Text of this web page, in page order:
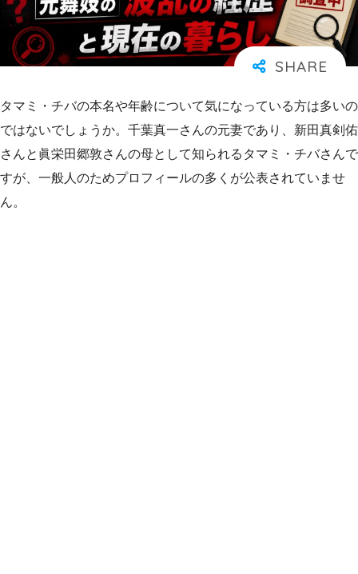
タマミ・チバの本名や年齢について気になっている方は多いの
ではないでしょうか。千葉真一さんの元妻であり、新田真剣佑
さんと眞栄田郷敦さんの母として知られるタマミ・チバさんで
すが、一般人のためプロフィールの多くが公表されていませ
ん。